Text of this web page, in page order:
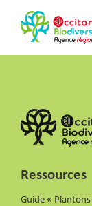
Ressources
Guide «